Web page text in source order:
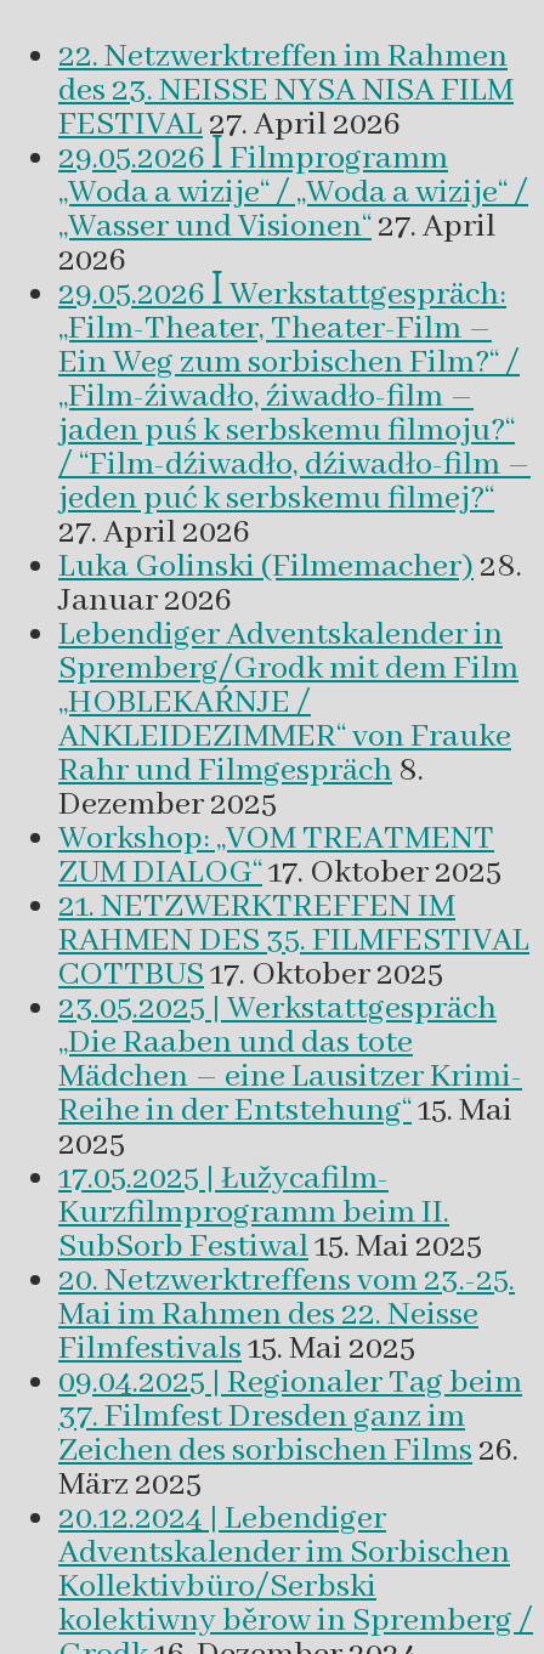
22. Netzwerktreffen im Rahmen
des 23. NEISSE NYSA NISA FILM
FESTIVAL27. April 2026
29.05.2026 ꟾ Filmprogramm
„Woda a wizije“ / „Woda a wizije“ /
„Wasser und Visionen“27. April
2026
29.05.2026 ꟾ Werkstattgespräch:
„Film-Theater, Theater-Film –
Ein Weg zum sorbischen Film?“ /
„Film-źiwadło, źiwadło-film –
jaden puś k serbskemu filmoju?“
/ “Film-dźiwadło, dźiwadło-film –
jeden puć k serbskemu filmej?“
27. April 2026
Luka Golinski (Filmemacher)28.
Januar 2026
Lebendiger Adventskalender in
Spremberg/Grodk mit dem Film
„HOBLEKAŔNJE /
ANKLEIDEZIMMER“ von Frauke
Rahr und Filmgespräch 8.
Dezember 2025
Workshop: „VOM TREATMENT
ZUM DIALOG“17. Oktober 2025
21. NETZWERKTREFFEN IM
RAHMEN DES 35. FILMFESTIVAL
COTTBUS17. Oktober 2025
23.05.2025 | Werkstattgespräch
„Die Raaben und das tote
Mädchen – eine Lausitzer Krimi-
Reihe in der Entstehung“15. Mai
2025
17.05.2025 | Łužycafilm-
Kurzfilmprogramm beim II.
SubSorb Festiwal15. Mai 2025
20. Netzwerktreffens vom 23.-25.
Mai im Rahmen des 22. Neisse
Filmfestivals15. Mai 2025
09.04.2025 | Regionaler Tag beim
37. Filmfest Dresden ganz im
Zeichen des sorbischen Films26.
März 2025
20.12.2024 | Lebendiger
Adventskalender im Sorbischen
Kollektivbüro/Serbski
kolektiwny běrow in Spremberg /